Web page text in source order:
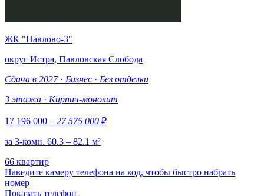
ЖК "Павлово-3"
округ Истра, Павловская Слобода
Сдача в 2027 · Бизнес · Без отделки
3 этажа · Кирпич-монолит
17 196 000 – 27 575 000 ₽
за 3-комн. 60.3 – 82.1 м²
66 квартир
Наведите камеру телефона на код, чтобы быстро набрать
номер
Показать телефон